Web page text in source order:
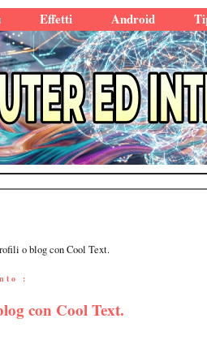
Effetti Android
o blog con Cool Text.
:
con Cool Text.